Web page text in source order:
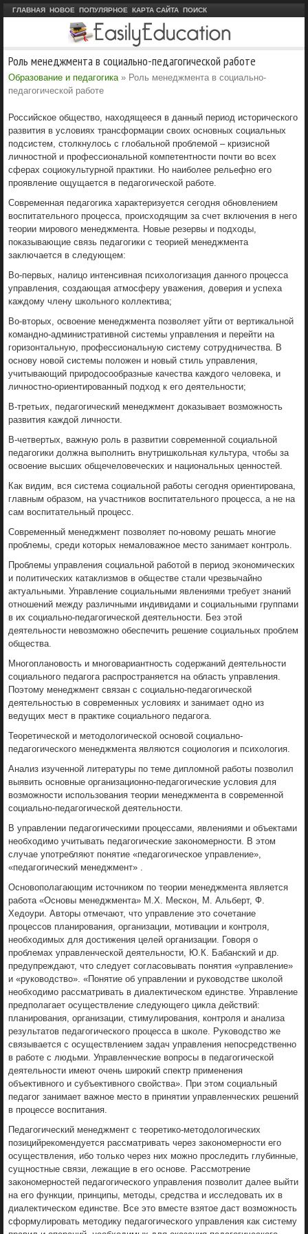
ГЛАВНАЯ НОВОЕ ПОПУЛЯРНОЕ КАРТА САЙТА ПОИСК
Роль менеджмента в социально-педагогической работе
Образование и педагогика » Роль менеджмента в социально-
педагогической работе
Российское общество, находящееся в данный период исторического
развития в условиях трансформации своих основных социальных
подсистем, столкнулось с глобальной проблемой – кризисной
личностной и профессиональной компетентности почти во всех
сферах социокультурной практики. Но наиболее рельефно его
проявление ощущается в педагогической работе.
Современная педагогика характеризуется сегодня обновлением
воспитательного процесса, происходящим за счет включения в него
теории мирового менеджмента. Новые резервы и подходы,
показывающие связь педагогики с теорией менеджмента
заключается в следующем:
Во-первых, налицо интенсивная психологизация данного процесса
управления, создающая атмосферу уважения, доверия и успеха
каждому члену школьного коллектива;
Во-вторых, освоение менеджмента позволяет уйти от вертикальной
командно-административной системы управления и перейти на
горизонтальную, профессиональную систему сотрудничества. В
основу новой системы положен и новый стиль управления,
учитывающий природосообразные качества каждого человека, и
личностно-ориентированный подход к его деятельности;
В-третьих, педагогический менеджмент доказывает возможность
развития каждой личности.
В-четвертых, важную роль в развитии современной социальной
педагогики должна выполнить внутришкольная культура, чтобы за
освоение высших общечеловеческих и национальных ценностей.
Как видим, вся система социальной работы сегодня ориентирована,
главным образом, на участников воспитательного процесса, а не на
сам воспитательный процесс.
Современный менеджмент позволяет по-новому решать многие
проблемы, среди которых немаловажное место занимает контроль.
Проблемы управления социальной работой в период экономических
и политических катаклизмов в обществе стали чрезвычайно
актуальными. Управление социальными явлениями требует знаний
отношений между различными индивидами и социальными группами
в их социально-педагогической деятельности. Без этой
деятельности невозможно обеспечить решение социальных проблем
общества.
Многоплановость и многовариантность содержаний деятельности
социального педагога распространяется на область управления.
Поэтому менеджмент связан с социально-педагогической
деятельностью в современных условиях и занимает одно из
ведущих мест в практике социального педагога.
Теоретической и методологической основой социально-
педагогического менеджмента являются социология и психология.
Анализ изученной литературы по теме дипломной работы позволил
выявить основные организационно-педагогические условия для
возможности использования теории менеджмента в современной
социально-педагогической деятельности.
В управлении педагогическими процессами, явлениями и объектами
необходимо учитывать педагогические закономерности. В этом
случае употребляют понятие «педагогическое управление»,
«педагогический менеджмент» .
Основополагающим источником по теории менеджмента является
работа «Основы менеджмента» М.Х. Мескон, М. Альберт, Ф.
Хедоури. Авторы отмечают, что управление это сочетание
процессов планирования, организации, мотивации и контроля,
необходимых для достижения целей организации. Говоря о
проблемах управленческой деятельности, Ю.К. Бабанский и др.
предупреждают, что следует согласовывать понятия «управление»
и «руководство». «Понятие об управлении и руководстве школой
необходимо рассматривать в диалектическом единстве. Управление
предполагает осуществление следующего цикла действий:
планирования, организации, стимулирования, контроля и анализа
результатов педагогического процесса в школе. Руководство же
связывается с осуществлением задач управления непосредственно
в работе с людьми. Управленческие вопросы в педагогической
деятельности имеют очень широкий спектр применения
объективного и субъективного свойства». При этом социальный
педагог занимает важное место в принятии управленческих решений
в процессе воспитания.
Педагогический менеджмент с теоретико-методологических
позицийрекомендуется рассматривать через закономерности его
осуществления, ибо только через них можно проследить глубинные,
сущностные связи, лежащие в его основе. Рассмотрение
закономерностей педагогического управления позволит далее выйти
на его функции, принципы, методы, средства и исследовать их в
диалектическом единстве. Все это вместе взятое даст возможность
сформулировать методику педагогического управления как систему